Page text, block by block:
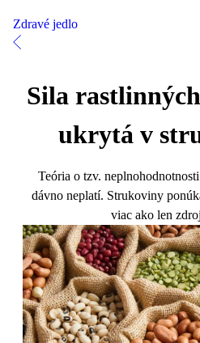
Zdravé jedlo
Sila
ukrytá v
Teória o tzv.
dávno neplatí. Strukoviny
viac ako len